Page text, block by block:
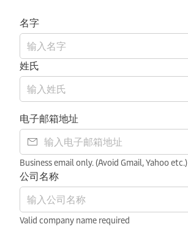
名字
姓氏
电子邮箱地址
Business email only. (Avoid Gmail, Yahoo etc.)
公司名称
Valid company name required